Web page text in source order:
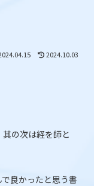
2024.10.03
其の次は経を師と
良かったと思う書